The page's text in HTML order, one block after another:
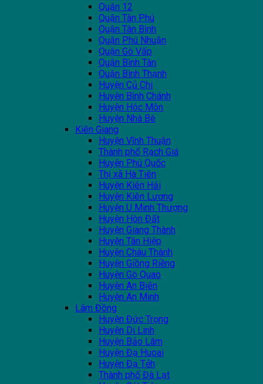
Quận 12
Quận Tân Phú
Quận Tân Bình
Quận Phú Nhuận
Quận Gò Vấp
Quận Bình Tân
Quận Bình Thạnh
Huyện Củ Chi
Huyện Bình Chánh
Huyện Hóc Môn
Huyện Nhà Bè
Kiên Giang
Huyện Vĩnh Thuận
Thành phổ Rạch Giá
Huyện Phú Quốc
Thị xã Hà Tiên
Huyện Kiên Hải
Huyện Kiên Lương
Huyện U Minh Thượng
Huyện Hòn Đất
Huyện Giang Thành
Huyện Tân Hiệp
Huyện Châu Thành
Huyện Giồng Riềng
Huyện Gò Quao
Huyện An Biên
Huyện An Minh
Lâm Đồng
Huyện Đức Trọng
Huyện Di Linh
Huyện Bảo Lâm
Huyện Đạ Huoai
Huyện Đạ Tẻh
Thành phố Đà Lạt